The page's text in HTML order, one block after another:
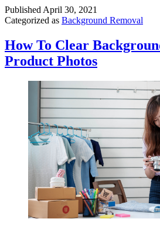
PublishedApril 30, 2021
Categorized as Background Removal
How To Clear
Product Photos